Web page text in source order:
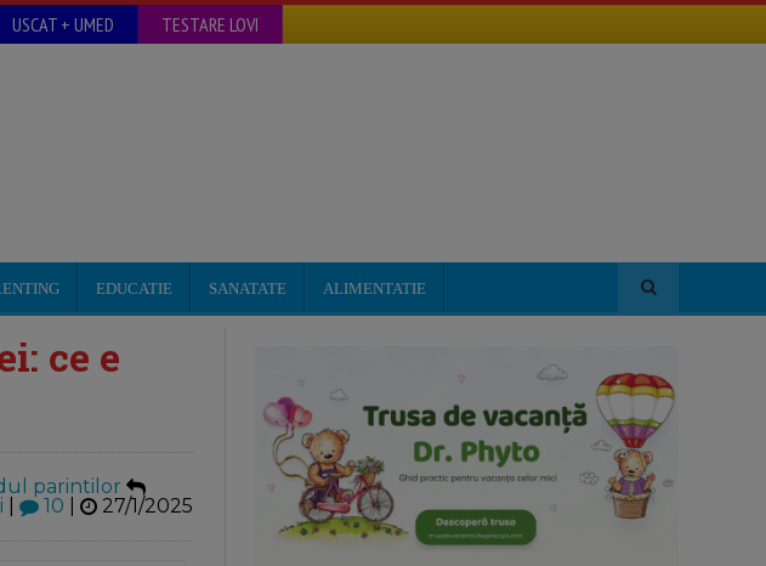
USCAT + UMED TESTARE LOVI
EDUCATIE SANATATE ALIMENTATIE
ce e
parintilor
10 27/1/2025